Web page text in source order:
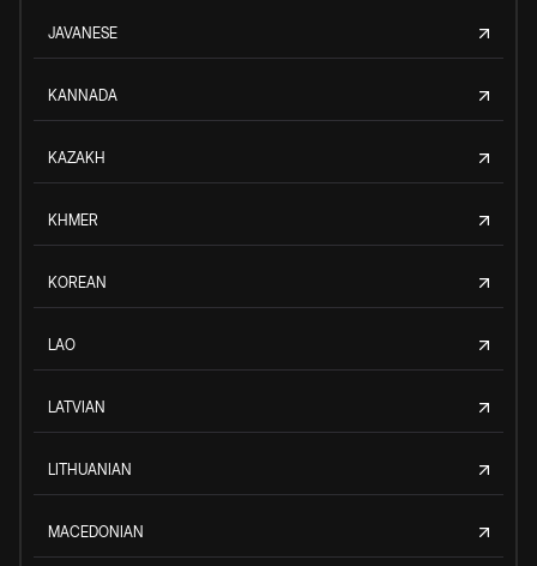
JAVANESE
KANNADA
KAZAKH
KHMER
KOREAN
LAO
LATVIAN
LITHUANIAN
MACEDONIAN